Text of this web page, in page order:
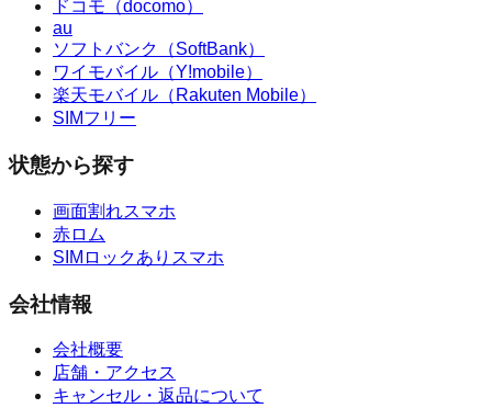
ドコモ（docomo）
au
ソフトバンク（SoftBank）
ワイモバイル（Y!mobile）
楽天モバイル（Rakuten Mobile）
SIMフリー
状態から探す
画面割れスマホ
赤ロム
SIMロックありスマホ
会社情報
会社概要
店舗・アクセス
キャンセル・返品について